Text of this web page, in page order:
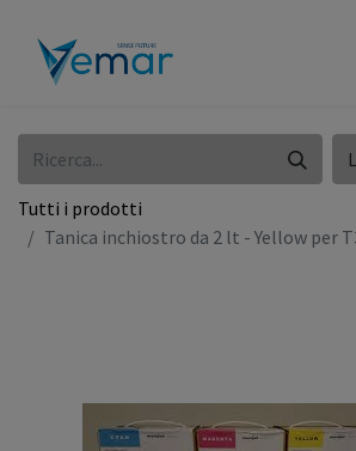
Tutti i prodotti
Tanica inchiostro da 2 lt - Yellow per